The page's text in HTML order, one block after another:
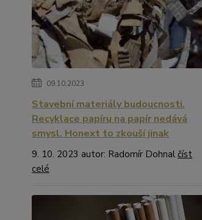
09.10.2023
Stavební materiály budoucnosti.
Recyklace papíru na papír nedává
smysl. Honext to zkouší jinak
9. 10. 2023 autor: Radomír Dohnal číst
celé